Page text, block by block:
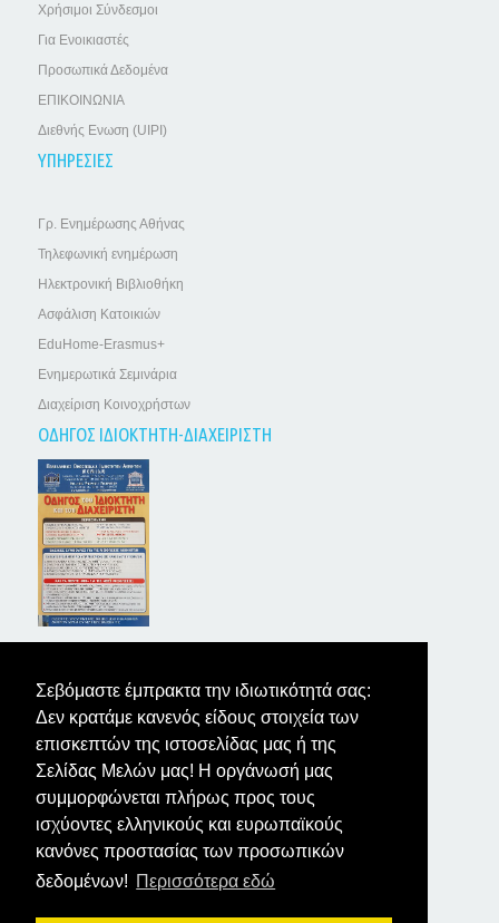
Σεβόμαστε έμπρακτα την ιδιωτικότητά σας:
Δεν κρατάμε κανενός είδους στοιχεία των
επισκεπτών της ιστοσελίδας μας ή της
Σελίδας Μελών μας! Η οργάνωσή μας
συμμορφώνεται πλήρως προς τους
ισχύοντες ελληνικούς και ευρωπαϊκούς
κανόνες προστασίας των προσωπικών
δεδομένων! Περισσότερα εδώ
Χρήσιμοι Σύνδεσμοι
Για Ενοικιαστές
Προσωπικά Δεδομένα
ΕΠΙΚΟΙΝΩΝΙΑ
Διεθνής Ενωση (UIPI)
ΥΠΗΡΕΣΙΕΣ
Γρ. Ενημέρωσης Αθήνας
Τηλεφωνική ενημέρωση
Ηλεκτρονική Βιβλιοθήκη
Ασφάλιση Κατοικιών
EduHome-Erasmus+
Ενημερωτικά Σεμινάρια
Διαχείριση Κοινοχρήστων
ΟΔΗΓΟΣ ΙΔΙΟΚΤΗΤΗ-ΔΙΑΧΕΙΡΙΣΤΗ
ΤΑ ΝΕΑ ΤΩΝ ΙΔΙΟΚΤΗΤΩΝ